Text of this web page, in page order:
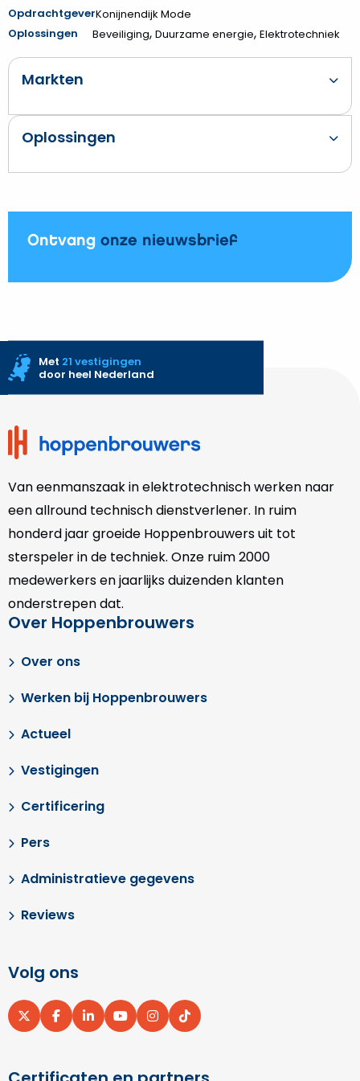
OpdrachtgeverKonijnendijk Mode
Oplossingen
Beveiliging, Duurzame energie, Elektrotechniek
Markten
Oplossingen
Ontvang onze nieuwsbrief
Site
Met 21 vestigingen
door heel Nederland
Van eenmanszaak in elektrotechnisch werken naar
een allround technisch dienstverlener. In ruim
honderd jaar groeide Hoppenbrouwers uit tot
sterspeler in de techniek. Onze ruim 2000
medewerkers en jaarlijks duizenden klanten
onderstrepen dat.
Over Hoppenbrouwers
Over ons
Werken bij Hoppenbrouwers
Actueel
Vestigingen
Certificering
Pers
Administratieve gegevens
Reviews
Volg ons
Ga
Ga
Ga
Ga
Ga
Ga